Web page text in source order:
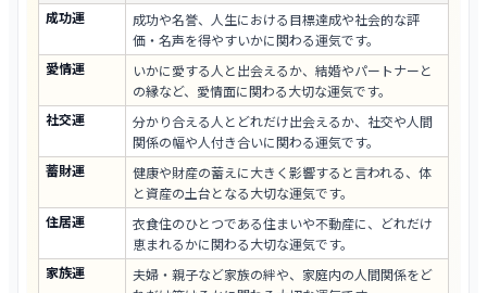
成功運
成功や名誉、人生における目標達成や社会的な評
価・名声を得やすいかに関わる運気です。
愛情運
いかに愛する人と出会えるか、結婚やパートナーと
の縁など、愛情面に関わる大切な運気です。
社交運
分かり合える人とどれだけ出会えるか、社交や人間
関係の幅や人付き合いに関わる運気です。
蓄財運
健康や財産の蓄えに大きく影響すると言われる、体
と資産の土台となる大切な運気です。
住居運
衣食住のひとつである住まいや不動産に、どれだけ
恵まれるかに関わる大切な運気です。
家族運
夫婦・親子など家族の絆や、家庭内の人間関係をど